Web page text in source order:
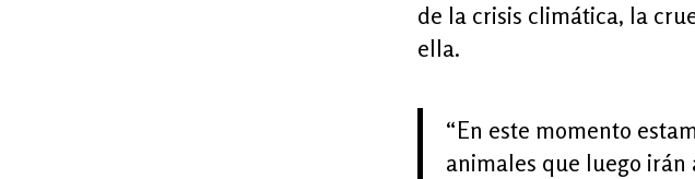
de la crisis climática, la
ella.
“En este momento
animales que luego